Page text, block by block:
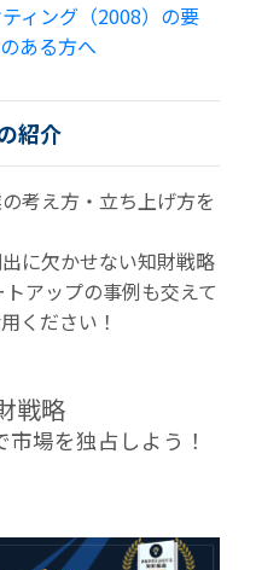
ィング（2008）の要
ある方へ
紹介
考え方・立ち上げ方を
に欠かせない知財戦略
アップの事例も交えて
ください！
戦略
場を独占しよう！